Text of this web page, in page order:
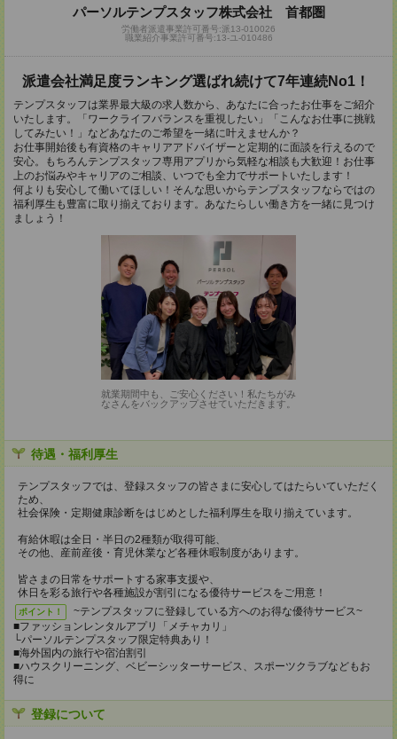
パーソルテンプスタッフ株式会社 首都圏
労働者派遣事業許可番号:派13-010026
職業紹介事業許可番号:13-ユ-010486
派遣会社満足度ランキング選ばれ続けて7年連続No1！
テンプスタッフは業界最大級の求人数から、あなたに合ったお仕事をご紹介
いたします。「ワークライフバランスを重視したい」「こんなお仕事に挑戦
してみたい！」などあなたのご希望を一緒に叶えませんか？
お仕事開始後も有資格のキャリアアドバイザーと定期的に面談を行えるので
安心。もちろんテンプスタッフ専用アプリから気軽な相談も大歓迎！お仕事
上のお悩みやキャリアのご相談、いつでも全力でサポートいたします！
何よりも安心して働いてほしい！そんな思いからテンプスタッフならではの
福利厚生も豊富に取り揃えております。あなたらしい働き方を一緒に見つけ
ましょう！
就業期間中も、ご安心ください！私たちがみ
なさんをバックアップさせていただきます。
待遇・福利厚生
テンプスタッフでは、登録スタッフの皆さまに安心してはたらいていただく
ため、
社会保険・定期健康診断をはじめとした福利厚生を取り揃えています。
有給休暇は全日・半日の2種類が取得可能、
その他、産前産後・育児休業など各種休暇制度があります。
皆さまの日常をサポートする家事支援や、
休日を彩る旅行や各種施設が割引になる優待サービスをご用意！
ポイント！
~テンプスタッフに登録している方へのお得な優待サービス~
■ファッションレンタルアプリ「メチャカリ」
└パーソルテンプスタッフ限定特典あり！
■海外国内の旅行や宿泊割引
■ハウスクリーニング、ベビーシッターサービス、スポーツクラブなどもお
得に
登録について